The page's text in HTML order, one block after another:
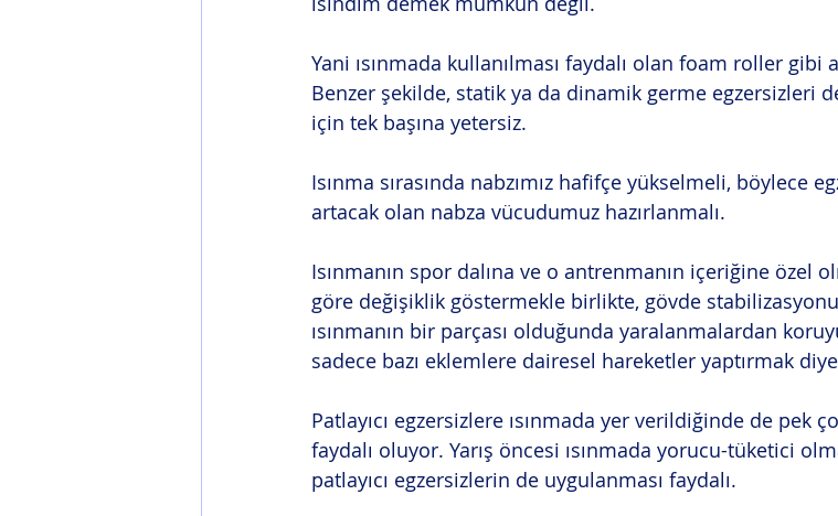
Yani ısınmada kullanılması faydalı olan foam roller gibi
Benzer şekilde, statik ya da dinamik germe egzersizleri
için tek başına yetersiz.
Isınma sırasında nabzımız hafifçe yükselmeli, böylece
artacak olan nabza vücudumuz hazırlanmalı.
Isınmanın spor dalına ve o antrenmanın içeriğine özel
göre değişiklik göstermekle birlikte, gövde
ısınmanın bir parçası olduğunda yaralanmalardan
sadece bazı eklemlere dairesel hareketler yaptırmak
Patlayıcı egzersizlere ısınmada yer verildiğinde de pek
faydalı oluyor. Yarış öncesi ısınmada yorucu-tüketici
patlayıcı egzersizlerin de uygulanması faydalı.